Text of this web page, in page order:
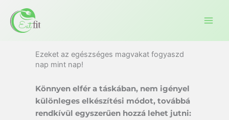
tartalomra
Ezeket az egészséges magvakat fogyaszd
nap mint nap!
Könnyen elfér a táskában, nem igényel
különleges elkészítési módot, továbbá
rendkívül egyszerűen hozzá lehet jutni: